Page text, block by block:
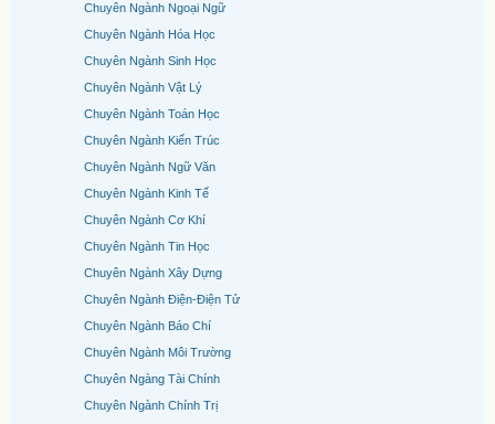
Chuyên Ngành Ngoại Ngữ
Chuyên Ngành Hóa Học
Chuyên Ngành Sinh Học
Chuyên Ngành Vật Lý
Chuyên Ngành Toán Học
Chuyên Ngành Kiến Trúc
Chuyên Ngành Ngữ Văn
Chuyên Ngành Kinh Tế
Chuyên Ngành Cơ Khí
Chuyên Ngành Tin Học
Chuyên Ngành Xây Dựng
Chuyên Ngành Điện-Điện Tử
Chuyên Ngành Báo Chí
Chuyên Ngành Môi Trường
Chuyên Ngàng Tài Chính
Chuyên Ngành Chính Trị